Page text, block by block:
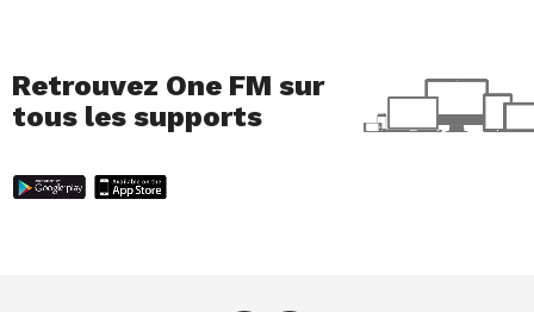
Retrouvez One FM sur
tous les supports